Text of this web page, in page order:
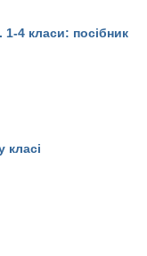
4 класи: посібник
класі